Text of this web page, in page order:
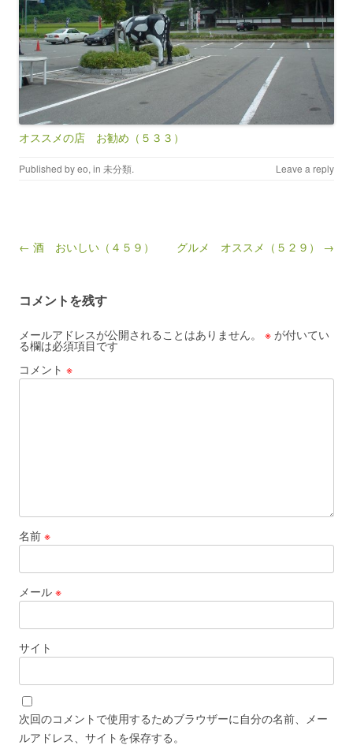
オススメの店 お勧め（５３３）
Published byeo, in 未分類. Leave a reply
Post navigation
← 酒 おいしい（４５９） グルメ オススメ（５２９） →
コメントを残す
メールアドレスが公開されることはありません。 ※ が付いてい
る欄は必須項目です
コメント ※
名前 ※
メール ※
サイト
次回のコメントで使用するためブラウザーに自分の名前、メー
ルアドレス、サイトを保存する。